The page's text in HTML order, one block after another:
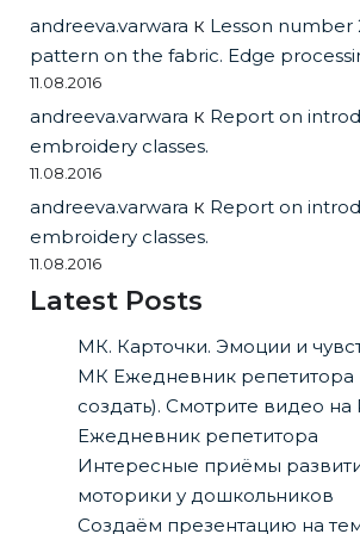
andreeva.varwara к Lesson number
pattern on the fabric. Edge
11.08.2016
andreeva.varwara к Report on
embroidery classes.
11.08.2016
andreeva.varwara к Report on
embroidery classes.
11.08.2016
Latest Posts
МК. Карточки. Эмоции и
МК Ежедневник репетитора
создать). Смотрите видео на
Ежедневник репетитора
Интересные приёмы
моторики у дошкольников
Создаём презентацию на